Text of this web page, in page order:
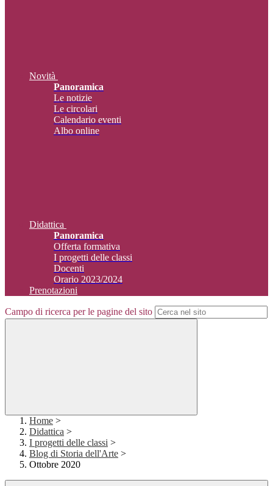
Novità
Panoramica
Le notizie
Le circolari
Calendario eventi
Albo online
Didattica
Panoramica
Offerta formativa
I progetti delle classi
Docenti
Orario 2023/2024
Prenotazioni
Campo di ricerca per le pagine del sito
Home >
Didattica >
I progetti delle classi >
Blog di Storia dell'Arte >
Ottobre 2020